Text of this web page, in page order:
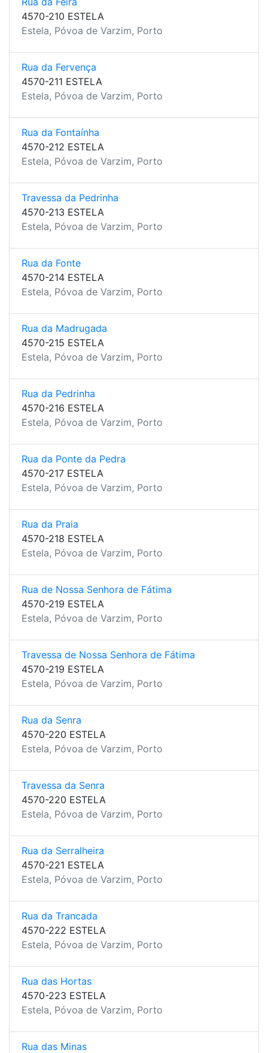
4570-210 ESTELA
Estela, Póvoa de Varzim, Porto
Rua da Fervença
4570-211 ESTELA
Estela, Póvoa de Varzim, Porto
Rua da Fontaínha
4570-212 ESTELA
Estela, Póvoa de Varzim, Porto
Travessa da Pedrinha
4570-213 ESTELA
Estela, Póvoa de Varzim, Porto
Rua da Fonte
4570-214 ESTELA
Estela, Póvoa de Varzim, Porto
Rua da Madrugada
4570-215 ESTELA
Estela, Póvoa de Varzim, Porto
Rua da Pedrinha
4570-216 ESTELA
Estela, Póvoa de Varzim, Porto
Rua da Ponte da Pedra
4570-217 ESTELA
Estela, Póvoa de Varzim, Porto
Rua da Praia
4570-218 ESTELA
Estela, Póvoa de Varzim, Porto
Rua de Nossa Senhora de Fátima
4570-219 ESTELA
Estela, Póvoa de Varzim, Porto
Travessa de Nossa Senhora de Fátima
4570-219 ESTELA
Estela, Póvoa de Varzim, Porto
Rua da Senra
4570-220 ESTELA
Estela, Póvoa de Varzim, Porto
Travessa da Senra
4570-220 ESTELA
Estela, Póvoa de Varzim, Porto
Rua da Serralheira
4570-221 ESTELA
Estela, Póvoa de Varzim, Porto
Rua da Trancada
4570-222 ESTELA
Estela, Póvoa de Varzim, Porto
Rua das Hortas
4570-223 ESTELA
Estela, Póvoa de Varzim, Porto
Rua das Minas